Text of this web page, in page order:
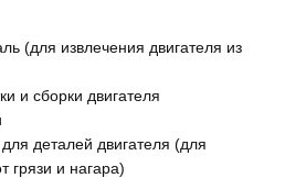
(для извлечения двигателя из
и сборки двигателя
деталей двигателя (для
грязи и нагара)